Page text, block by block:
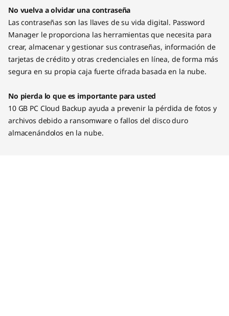
No vuelva a olvidar una contraseña
Las contraseñas son las llaves de su vida digital. Password
Manager le proporciona las herramientas que necesita para
crear, almacenar y gestionar sus contraseñas, información de
tarjetas de crédito y otras credenciales en línea, de forma más
segura en su propia caja fuerte cifrada basada en la nube.
No pierda lo que es importante para usted
10 GB PC Cloud Backup ayuda a prevenir la pérdida de fotos y
archivos debido a ransomware o fallos del disco duro
almacenándolos en la nube.